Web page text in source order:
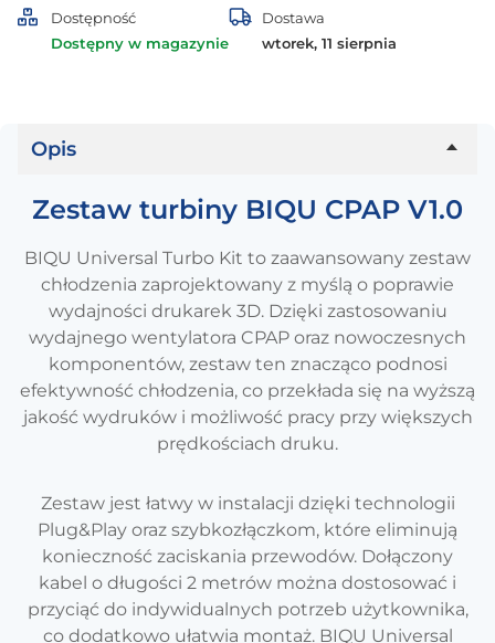
Dostępność
Dostępny w magazynie
Dostawa
wtorek, 11 sierpnia
Opis
Zestaw turbiny BIQU CPAP V1.0
BIQU Universal Turbo Kit to zaawansowany zestaw
chłodzenia zaprojektowany z myślą o poprawie
wydajności drukarek 3D. Dzięki zastosowaniu
wydajnego wentylatora CPAP oraz nowoczesnych
komponentów, zestaw ten znacząco podnosi
efektywność chłodzenia, co przekłada się na wyższą
jakość wydruków i możliwość pracy przy większych
prędkościach druku.
Zestaw jest łatwy w instalacji dzięki technologii
Plug&Play oraz szybkozłączkom, które eliminują
konieczność zaciskania przewodów. Dołączony
kabel o długości 2 metrów można dostosować i
przyciąć do indywidualnych potrzeb użytkownika,
co dodatkowo ułatwia montaż. BIQU Universal